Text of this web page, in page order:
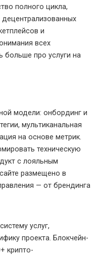
полного цикла,
и
всех
больше про услуги на
модели: онбординг и
мультиканальная
на основе метрик.
техническую
с лояльным
размещено в
— от брендинга
услуг,
проекта. Блокчейн-
крипто-